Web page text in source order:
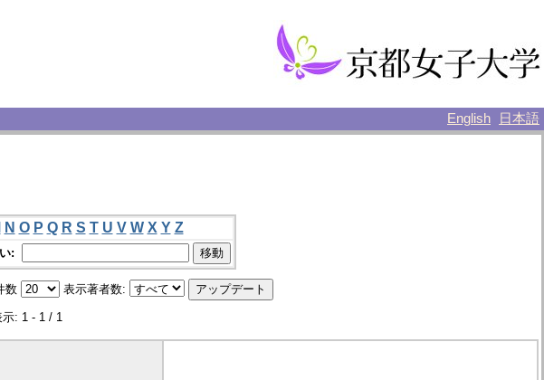
English 日本語
N O P Q R S T U V W X Y Z
:
数 表示著者数:
: 1 - 1 / 1